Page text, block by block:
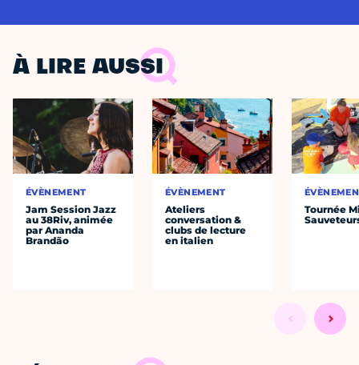
À LIRE AUSSI
ÉVÈNEMENT
Jam Session Jazz
au 38Riv, animée
par Ananda
Brandão
ÉVÈNEMENT
Ateliers
conversation &
clubs de lecture
en italien
Tournée